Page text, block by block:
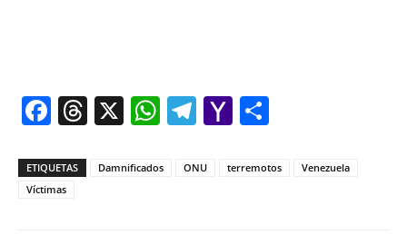
Facebook
Threads
X WhatsApp
Telegram
Yahoo
ETIQUETAS Damnificados ONU terremotos
Venezuela
Víctimas